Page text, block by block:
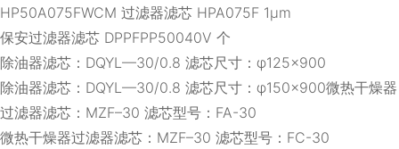
HP50A075FWCM 过滤器滤芯 HPA075F 1μm
保安过滤器滤芯 DPPFPP50040V 个
除油器滤芯：DQYL—30/0.8 滤芯尺寸：φ125×900
除油器滤芯：DQYL—30/0.8 滤芯尺寸：φ150×900微热干燥器
过滤器滤芯：MZF–30 滤芯型号：FA-30
微热干燥器过滤器滤芯：MZF–30 滤芯型号：FC-30